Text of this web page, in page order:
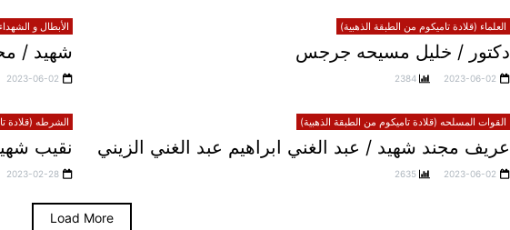
العلماء (قلادة تاميكوم من الطبقة الذهبية)
دكتور / خليل مسيحه جرجس
2023-06-02
2384
الأبطال و
شهيد /
2023-06-02
القوات المسلحه (قلادة تاميكوم من الطبقة الذهبية)
عريف مجند شهيد / عبد الغني ابراهيم عبد الغني الزيني
2023-06-02
2635
الشرطه (قلادة
نقيب
2023-02-28
Load More